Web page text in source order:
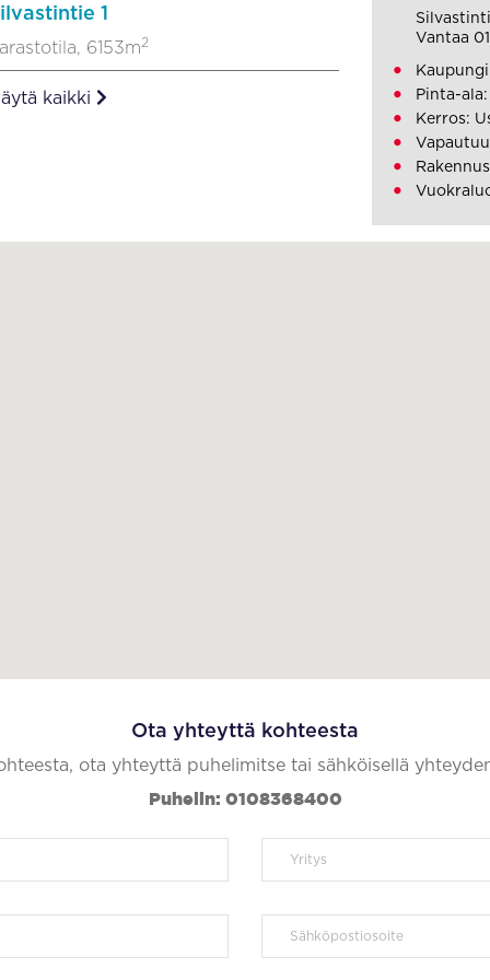
1
6153m2
kaikki
Vantaa
Pinta-ala:
Kerros:
Ota yhteyttä kohteesta
ota yhteyttä puhelimitse tai sähköisellä
Puhelin: 0108368400